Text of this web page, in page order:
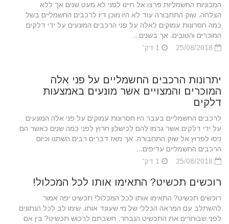
המכוניות החשמליות פרצו אל חיינו לפני לא מעט שנים אך ללא
הצלחה. שוק התחבורה עוד לא היו מוכן דיו לרכבים החשמליים בשל
כמה חסרונות עמוקים לאלה על פני הרכבים המונעים על ידי דלקים
המוכרים והטובים. אך בשנים...
יתרונות הרכבים החשמליים על פני אלה
המוכרים והמצויים אשר מונעים באמצעות
דלקים
לרכבים החשמליים בעבר היו חסרונות עמוקים על פני אלה המונעים
על ידי דלקים אשר גרמו להם לכישלון חרוץ לפני כמה שנים כאשר הם
ניסו לפרוץ אל שוק התחבורה. אך מאז דברים רבים השתנו וכיום
הרכבים החשמליים עדיפים...
רוכשים תכשיט? התאימו אותו לכל המכלול!
רוכשים תכשיט? התאימו אותו לכל המכלול! תכשיט יפה אמור
להשתלב עם המראה הכללי של מי שעונד אותו. שימו לב לכל הנתונים
לפני שבוחרים את התכשיט הנבחר. חשבתם לרכוש תכשיט? בין אם